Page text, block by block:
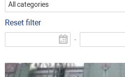
All categories
Reset filter
-